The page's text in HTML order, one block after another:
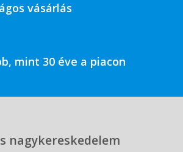
vásárlás
mint 30 éve a piacon
nagykereskedelem